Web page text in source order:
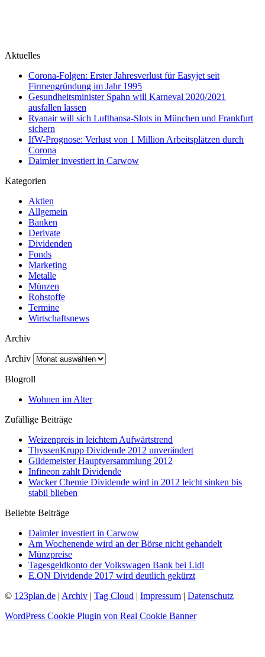
Aktuelles
Corona-Folgen: Erster Jahresverlust für Easyjet seit
Firmengründung im Jahr 1995
Gesundheitsminister Spahn will Karneval 2020/2021
ausfallen lassen
Ryanair will sich Lufthansa-Slots in München und Frankfurt
sichern
IfW-Prognose: Verlust von 1 Million Arbeitsplätzen durch
Corona
Daimler investiert in Carwow
Kategorien
Aktien
Allgemein
Banken
Derivate
Dividenden
Fonds
Marketing
Metalle
Münzen
Rohstoffe
Termine
Wirtschaftsnews
Archiv
Archiv
Blogroll
Wohnen im Alter
Zufällige Beiträge
Weizenpreis in leichtem Aufwärtstrend
ThyssenKrupp Dividende 2012 unverändert
Gildemeister Hauptversammlung 2012
Infineon zahlt Dividende
Wacker Chemie Dividende wird in 2012 leicht sinken bis
stabil blieben
Beliebte Beiträge
Daimler investiert in Carwow
Am Wochenende wird an der Börse nicht gehandelt
Münzpreise
Tagesgeldkonto der Volkswagen Bank bei Lidl
E.ON Dividende 2017 wird deutlich gekürzt
© 123plan.de | Archiv | Tag Cloud | Impressum | Datenschutz
WordPress Cookie Plugin von Real Cookie Banner